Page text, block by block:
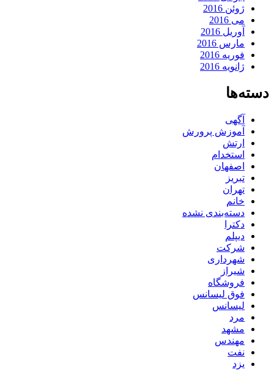
ژوئن 2016
می 2016
آوریل 2016
مارس 2016
فوریه 2016
ژانویه 2016
دسته‌ها
آگهی
آموزش پرورش
ارتش
استخدام
اصفهان
تبریز
تهران
خانم
دسته‌بندی نشده
دکترا
دیپلم
شرکت
شهرداری
شیراز
فروشگاه
فوق لیسانس
لیسانس
مرد
مشهد
مهندس
نفت
یزد